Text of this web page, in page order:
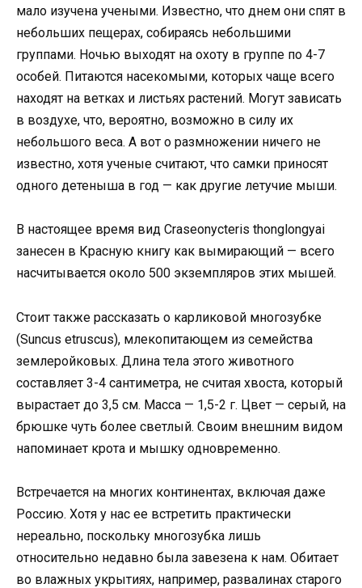
мало изучена учеными. Известно, что днем они спят в
небольших пещерах, собираясь небольшими
группами. Ночью выходят на охоту в группе по 4-7
особей. Питаются насекомыми, которых чаще всего
находят на ветках и листьях растений. Могут зависать
в воздухе, что, вероятно, возможно в силу их
небольшого веса. А вот о размножении ничего не
известно, хотя ученые считают, что самки приносят
одного детеныша в год — как другие летучие мыши.
В настоящее время вид Craseonycteris thonglongyai
занесен в Красную книгу как вымирающий — всего
насчитывается около 500 экземпляров этих мышей.
Стоит также рассказать о карликовой многозубке
(Suncus etruscus), млекопитающем из семейства
землеройковых. Длина тела этого животного
составляет 3-4 сантиметра, не считая хвоста, который
вырастает до 3,5 см. Масса — 1,5-2 г. Цвет — серый, на
брюшке чуть более светлый. Своим внешним видом
напоминает крота и мышку одновременно.
Встречается на многих континентах, включая даже
Россию. Хотя у нас ее встретить практически
нереально, поскольку многозубка лишь
относительно недавно была завезена к нам. Обитает
во влажных укрытиях, например, развалинах старого